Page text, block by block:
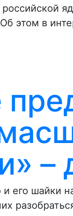
этом в
–
и его шайки